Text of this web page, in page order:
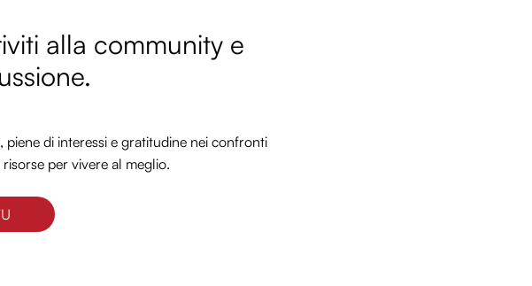
alla community e
di interessi e gratitudine nei confronti
per vivere al meglio.